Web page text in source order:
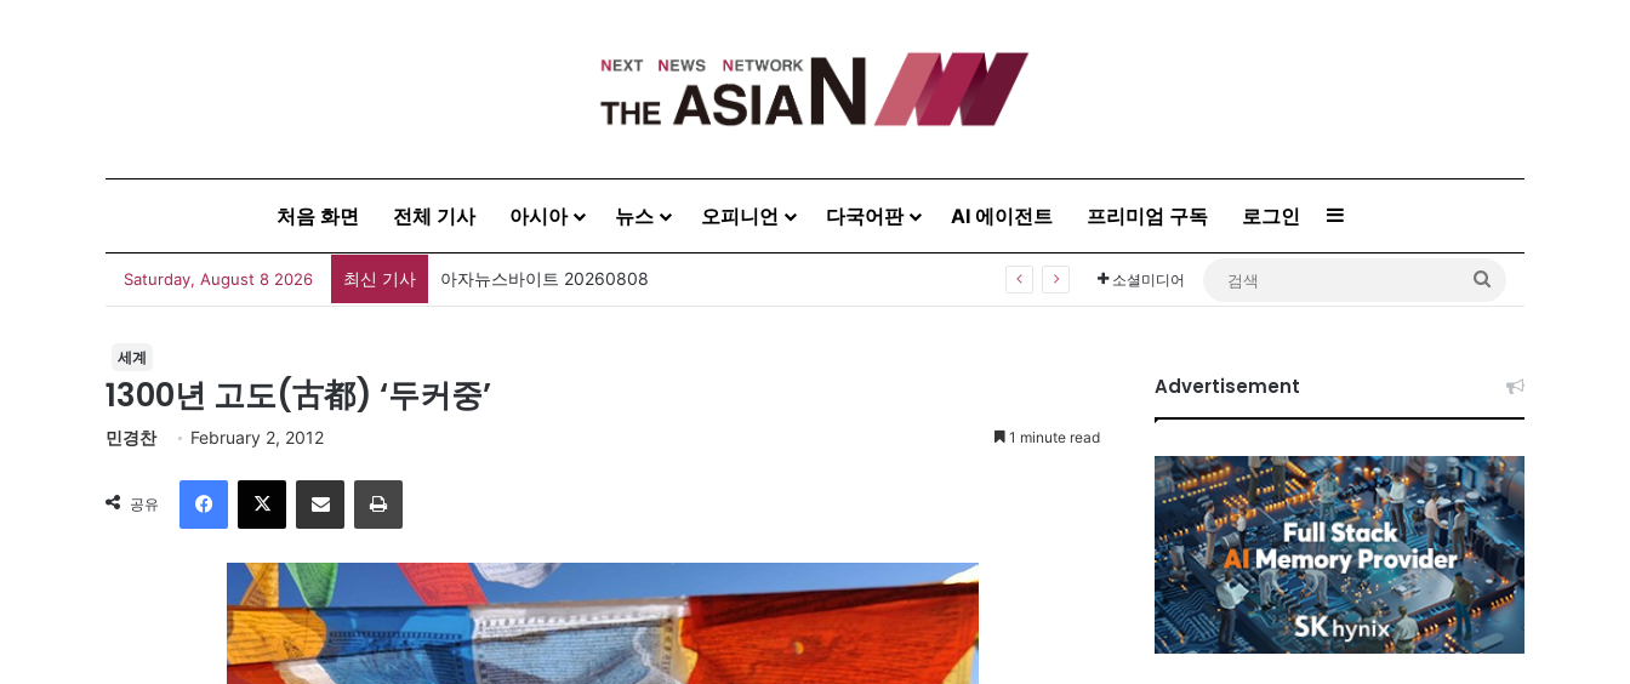
처음 화면 전체 기사 아시아 뉴스 오피니언 다국어판 AI 에이전트 프리미엄 구독 로그인 Sidebar
Saturday, August 8 2026 최신 기사 아자뉴스바이트 20260808 소셜미디어
세계
1300년 고도(古都) ‘두커중’
민경찬 February 2, 2012 1 minute read
공유
이메일
Advertisement